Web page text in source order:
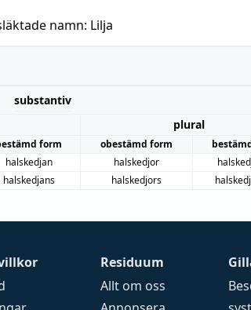
namn: Lilja
substantiv
plural
form obestämd form
halskedjan halskedjor
halskedjans halskedjors
Residuum
Allt om oss